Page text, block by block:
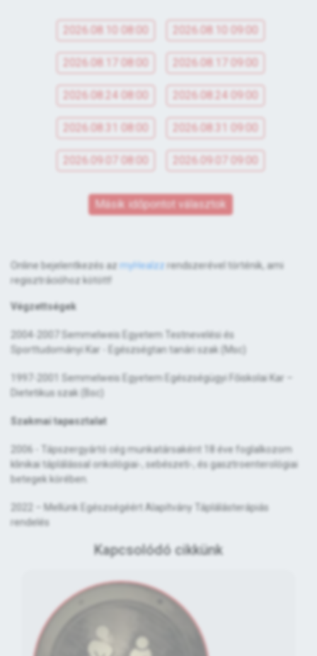
2026.08.10 08:00 2026.08.10 09:00
2026.08.17 08:00 2026.08.17 09:00
2026.08.24 08:00 2026.08.24 09:00
2026.08.31 08:00 2026.08.31 09:00
2026.09.07 08:00 2026.09.07 09:00
Másik időpontot választok
Online bejelentkezés az myHealzz rendszerével történik, ami
regisztrációhoz kötött!
Végzettségek
2004-2007 Semmelweis Egyetem Testnevelési és
Sporttudományi Kar - Egészségtan tanári szak (Msc)
1997-2001 Semmelweis Egyetem Egészségügyi Főiskolai Kar –
Dietetikus szak (Bsc)
Szakmai tapasztalat
2006 - Tápszergyártó cég munkatársaként 18 éve foglalkozom
klinikai táplálással onkológiai-, sebészeti-, és gasztroenterológiai
betegek körében.
2022 – Mellünk Egészségéért Alapítvány Táplálásterápiás
rendelés
Kapcsolódó cikkünk